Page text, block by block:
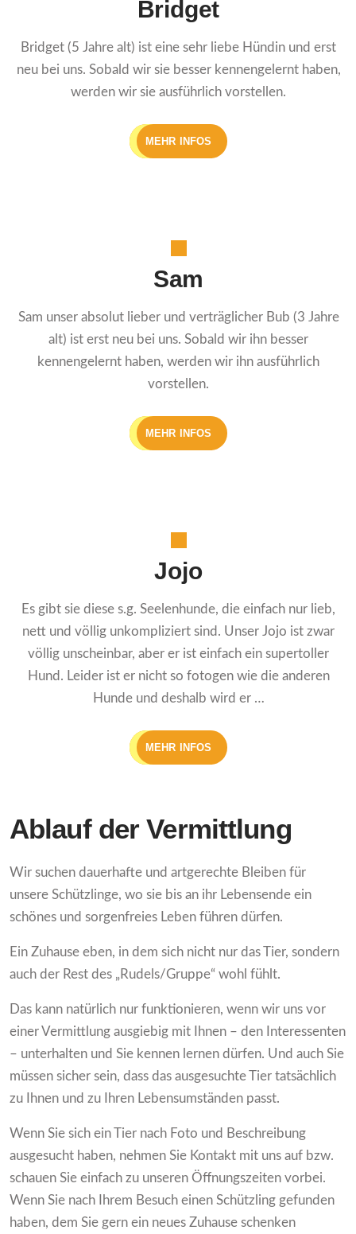
Bridget
Bridget (5 Jahre alt) ist eine sehr liebe Hündin und erst
neu bei uns. Sobald wir sie besser kennengelernt haben,
werden wir sie ausführlich vorstellen.
MEHR INFOS
Sam
Sam unser absolut lieber und verträglicher Bub (3 Jahre
alt) ist erst neu bei uns. Sobald wir ihn besser
kennengelernt haben, werden wir ihn ausführlich
vorstellen.
MEHR INFOS
Jojo
Es gibt sie diese s.g. Seelenhunde, die einfach nur lieb,
nett und völlig unkompliziert sind. Unser Jojo ist zwar
völlig unscheinbar, aber er ist einfach ein supertoller
Hund. Leider ist er nicht so fotogen wie die anderen
Hunde und deshalb wird er …
MEHR INFOS
Ablauf der Vermittlung
Wir suchen dauerhafte und artgerechte Bleiben für
unsere Schützlinge, wo sie bis an ihr Lebensende ein
schönes und sorgenfreies Leben führen dürfen.
Ein Zuhause eben, in dem sich nicht nur das Tier, sondern
auch der Rest des „Rudels/Gruppe“ wohl fühlt.
Das kann natürlich nur funktionieren, wenn wir uns vor
einer Vermittlung ausgiebig mit Ihnen – den Interessenten
– unterhalten und Sie kennen lernen dürfen. Und auch Sie
müssen sicher sein, dass das ausgesuchte Tier tatsächlich
zu Ihnen und zu Ihren Lebensumständen passt.
Wenn Sie sich ein Tier nach Foto und Beschreibung
ausgesucht haben, nehmen Sie Kontakt mit uns auf bzw.
schauen Sie einfach zu unseren Öffnungszeiten vorbei.
Wenn Sie nach Ihrem Besuch einen Schützling gefunden
haben, dem Sie gern ein neues Zuhause schenken